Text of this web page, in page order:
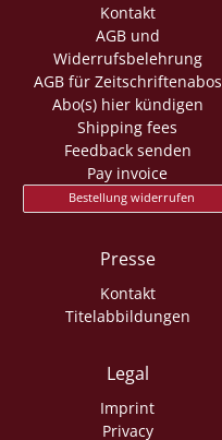
Kontakt
AGB und
Widerrufsbelehrung
AGB für Zeitschriftenabos
Abo(s) hier kündigen
Shipping fees
Feedback senden
Pay invoice
Bestellung widerrufen
Presse
Kontakt
Titelabbildungen
Legal
Imprint
Privacy